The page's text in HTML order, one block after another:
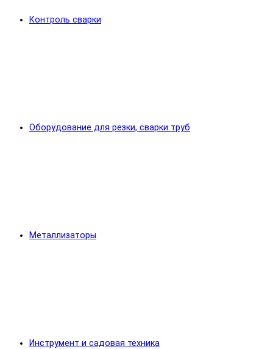
Контроль сварки
Оборудование для резки, сварки труб
Металлизаторы
Инструмент и садовая техника